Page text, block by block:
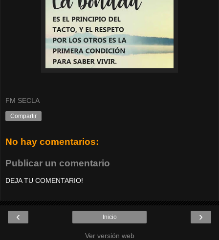
FM SECLA
Compartir
No hay comentarios:
Publicar un comentario
DEJA TU COMENTARIO!
‹ ›
Inicio
Ver versión web